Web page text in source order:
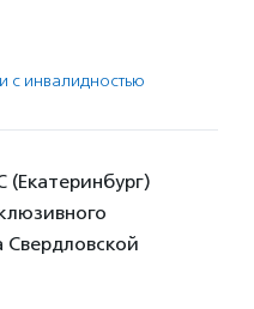
с инвалидностью
Свердловской